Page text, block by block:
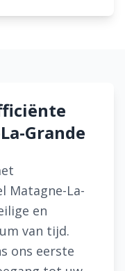
Grande
Matagne-La-
en
van tijd.
ons eerste